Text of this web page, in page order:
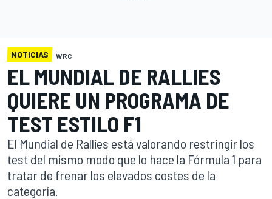
NOTICIAS WRC
EL MUNDIAL DE RALLIES
QUIERE UN PROGRAMA DE
TEST ESTILO F1
El Mundial de Rallies está valorando restringir los
test del mismo modo que lo hace la Fórmula 1 para
tratar de frenar los elevados costes de la
categoría.